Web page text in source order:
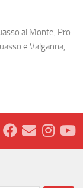
al Monte, Pro
e Valganna,